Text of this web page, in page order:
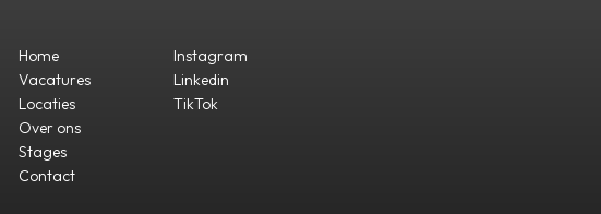
Home
Vacatures
Locaties
Over ons
Stages
Contact
Instagram
Linkedin
TikTok